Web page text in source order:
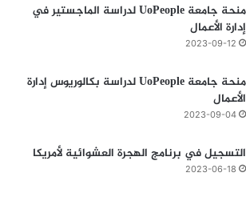
منحة جامعة UoPeople لدراسة الماجستير في
إدارة الأعمال
2023-09-12
منحة جامعة UoPeople لدراسة بكالوريوس إدارة
الأعمال
2023-09-04
التسجيل في برنامج الهجرة العشوائية لأمريكا
2023-06-18